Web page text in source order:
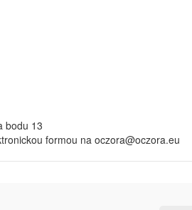
bodu 13
formou na oczora@oczora.eu